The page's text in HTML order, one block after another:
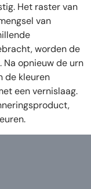
Het raster van
van
worden de
opnieuw de urn
de kleuren
een vernislaag.